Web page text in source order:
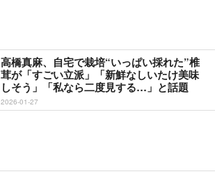
高橋真麻、自宅で栽培“いっぱい採れた”椎
茸が「すごい立派」「新鮮なしいたけ美味
しそう」「私なら二度見する…」と話題
2026-01-27